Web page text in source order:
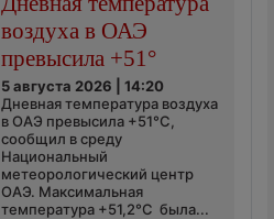
воздуха в ОАЭ
превысила +51°
5 августа 2026 | 14:20
Дневная температура воздуха
в ОАЭ превысила +51°C,
сообщил в среду
Национальный
метеорологический центр
ОАЭ. Максимальная
температура +51,2°C была...